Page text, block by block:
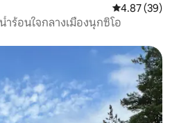
คะแนนเฉลี่ย
4.87 (39)
ร้อนใจกลางเมืองนุกซิโอ